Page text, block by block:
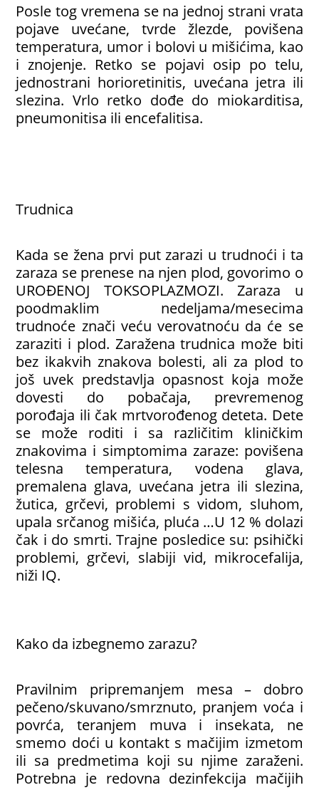
Posle tog vremena se na jednoj strani vrata
pojave uvećane, tvrde žlezde, povišena
temperatura, umor i bolovi u mišićima, kao
i znojenje. Retko se pojavi osip po telu,
jednostrani horioretinitis, uvećana jetra ili
slezina. Vrlo retko dođe do miokarditisa,
pneumonitisa ili encefalitisa.
Trudnica
Kada se žena prvi put zarazi u trudnoći i ta
zaraza se prenese na njen plod, govorimo o
UROĐENOJ TOKSOPLAZMOZI. Zaraza u
poodmaklim nedeljama/mesecima
trudnoće znači veću verovatnoću da će se
zaraziti i plod. Zaražena trudnica može biti
bez ikakvih znakova bolesti, ali za plod to
još uvek predstavlja opasnost koja može
dovesti do pobačaja, prevremenog
porođaja ili čak mrtvorođenog deteta. Dete
se može roditi i sa različitim kliničkim
znakovima i simptomima zaraze: povišena
telesna temperatura, vodena glava,
premalena glava, uvećana jetra ili slezina,
žutica, grčevi, problemi s vidom, sluhom,
upala srčanog mišića, pluća …U 12 % dolazi
čak i do smrti. Trajne posledice su: psihički
problemi, grčevi, slabiji vid, mikrocefalija,
niži IQ.
Kako da izbegnemo zarazu?
Pravilnim pripremanjem mesa – dobro
pečeno/skuvano/smrznuto, pranjem voća i
povrća, teranjem muva i insekata, ne
smemo doći u kontakt s mačijim izmetom
ili sa predmetima koji su njime zaraženi.
Potrebna je redovna dezinfekcija mačijih